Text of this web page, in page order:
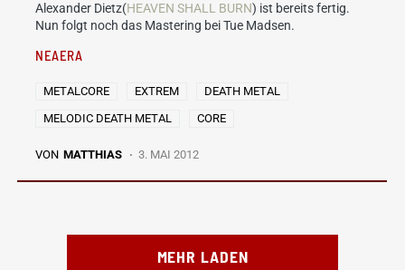
Alexander Dietz(HEAVEN SHALL BURN) ist bereits fertig.
Nun folgt noch das Mastering bei Tue Madsen.
NEAERA
METALCORE EXTREM
DEATH METAL
MELODIC DEATH METAL
CORE
VON MATTHIAS 3. MAI 2012
MEHR LADEN